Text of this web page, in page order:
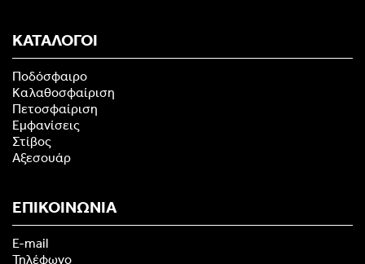
ΚΑΤΑΛΟΓΟΙ
Ποδόσφαιρο
Καλαθοσφαίριση
Πετοσφαίριση
Εμφανίσεις
Στίβος
Αξεσουάρ
ΕΠΙΚΟΙΝΩΝΙΑ
E-mail
Τηλέφωνο